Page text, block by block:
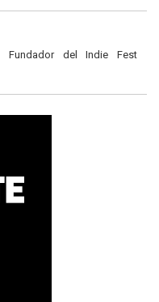
Fundador del Indie Fest